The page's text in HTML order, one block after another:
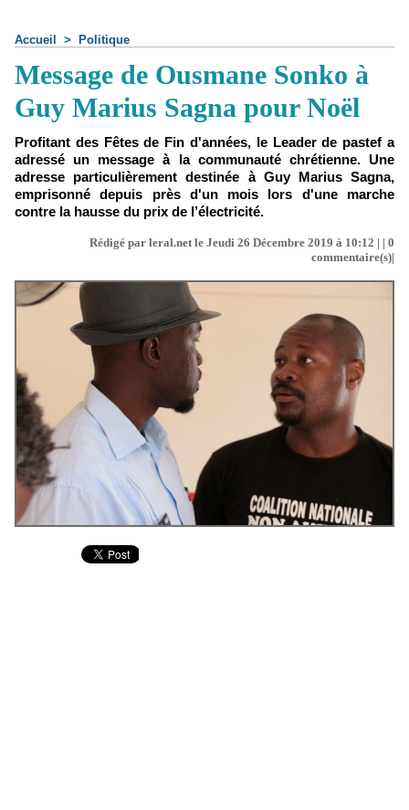
Accueil > Politique
Message de Ousmane Sonko à
Guy Marius Sagna pour Noël
Profitant des Fêtes de Fin d'années, le Leader de pastef a
adressé un message à la communauté chrétienne. Une
adresse particulièrement destinée à Guy Marius Sagna,
emprisonné depuis près d'un mois lors d'une marche
contre la hausse du prix de l’électricité.
Rédigé par leral.net le Jeudi 26 Décembre 2019 à 10:12 | | 0
commentaire(s)|